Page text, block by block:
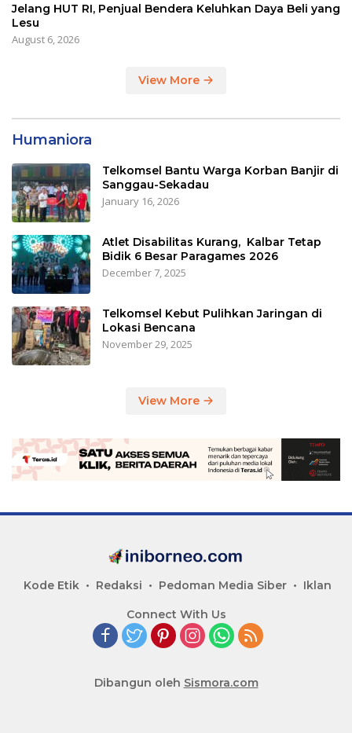
Jelang HUT RI, Penjual Bendera Keluhkan Daya Beli yang
Lesu
August 6, 2026
View More
Humaniora
Telkomsel Bantu Warga Korban Banjir di
Sanggau-Sekadau
January 16, 2026
Atlet Disabilitas Kurang, Kalbar Tetap
Bidik 6 Besar Paragames 2026
December 7, 2025
Telkomsel Kebut Pulihkan Jaringan di
Lokasi Bencana
November 29, 2025
View More
Kode Etik Redaksi Pedoman Media Siber Iklan
Connect With Us
Dibangun oleh Sismora.com